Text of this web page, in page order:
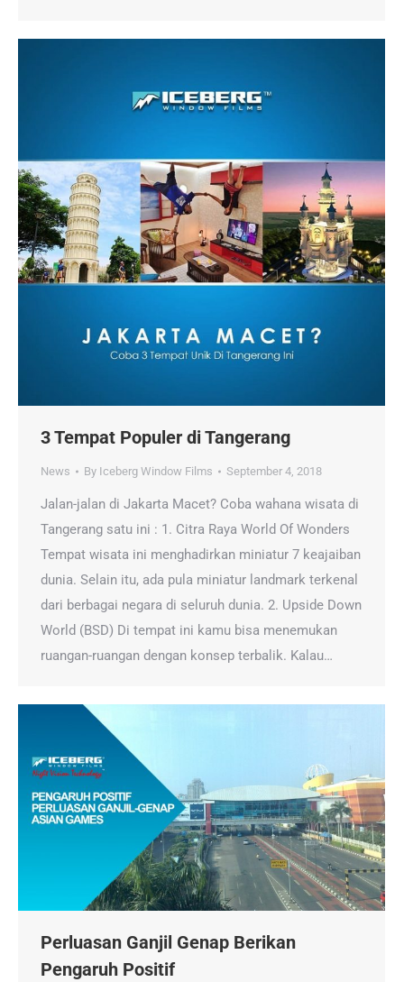
3 Tempat Populer di Tangerang
News By Iceberg Window Films September 4, 2018
Jalan-jalan di Jakarta Macet? Coba wahana wisata di
Tangerang satu ini : 1. Citra Raya World Of Wonders
Tempat wisata ini menghadirkan miniatur 7 keajaiban
dunia. Selain itu, ada pula miniatur landmark terkenal
dari berbagai negara di seluruh dunia. 2. Upside Down
World (BSD) Di tempat ini kamu bisa menemukan
ruangan-ruangan dengan konsep terbalik. Kalau…
Perluasan Ganjil Genap Berikan
Pengaruh Positif